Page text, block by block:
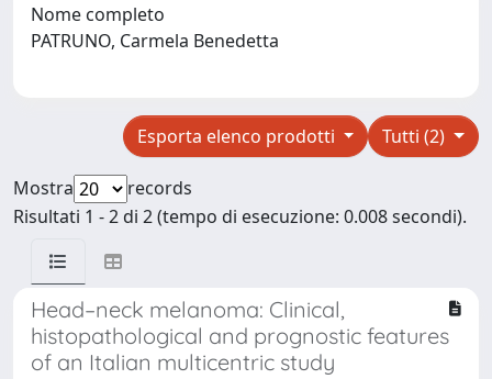
Nome completo
PATRUNO, Carmela Benedetta
Tutti (2)
Esporta elenco prodotti
Mostra
records
Risultati 1 - 2 di 2 (tempo di esecuzione: 0.008 secondi).
Head–neck melanoma: Clinical,
histopathological and prognostic features
of an Italian multicentric study